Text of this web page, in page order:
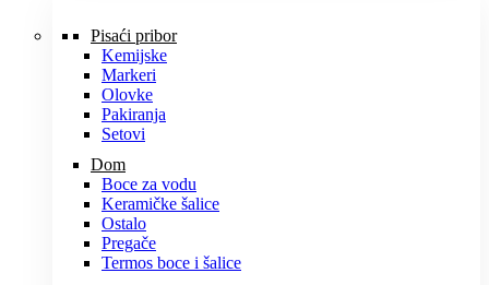
Pisaći pribor
Kemijske
Markeri
Olovke
Pakiranja
Setovi
Dom
Boce za vodu
Keramičke šalice
Ostalo
Pregače
Termos boce i šalice